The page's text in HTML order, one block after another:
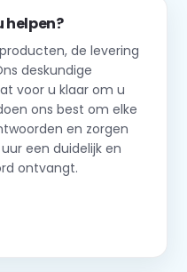
helpen?
de levering
deskundige
voor u klaar om u
ons best om elke
en zorgen
een duidelijk en
ontvangt.